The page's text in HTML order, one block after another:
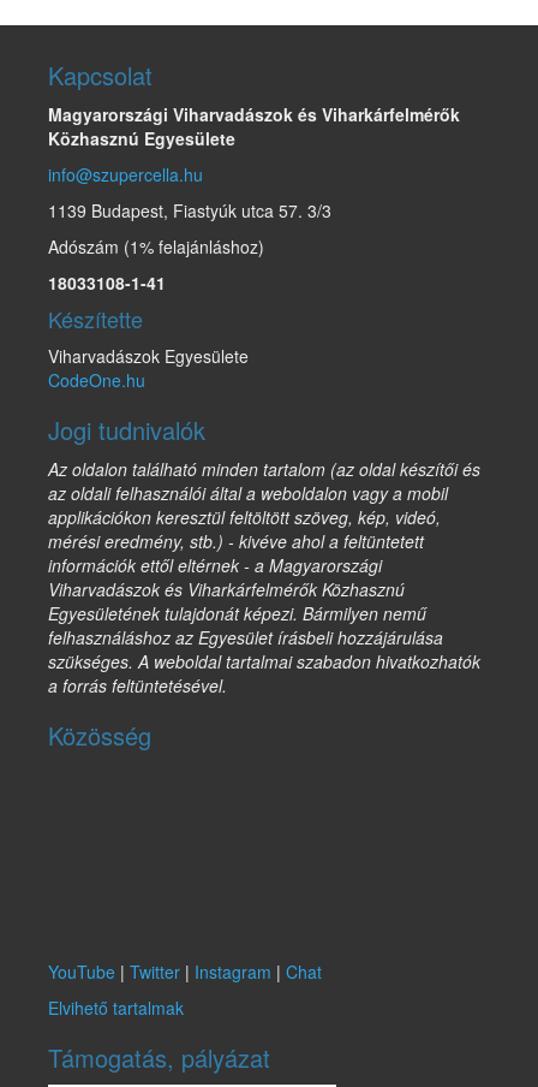
Kapcsolat
Magyarországi Viharvadászok és Viharkárfelmérők
Közhasznú Egyesülete
info@szupercella.hu
1139 Budapest, Fiastyúk utca 57. 3/3
Adószám (1% felajánláshoz)
18033108-1-41
Készítette
Viharvadászok Egyesülete
CodeOne.hu
Jogi tudnivalók
Az oldalon található minden tartalom (az oldal készítői és
az oldali felhasználói által a weboldalon vagy a mobil
applikációkon keresztül feltöltött szöveg, kép, videó,
mérési eredmény, stb.) - kivéve ahol a feltüntetett
információk ettől eltérnek - a Magyarországi
Viharvadászok és Viharkárfelmérők Közhasznú
Egyesületének tulajdonát képezi. Bármilyen nemű
felhasználáshoz az Egyesület írásbeli hozzájárulása
szükséges. A weboldal tartalmai szabadon hivatkozhatók
a forrás feltüntetésével.
Közösség
YouTube | Twitter | Instagram | Chat
Elvihető tartalmak
Támogatás, pályázat